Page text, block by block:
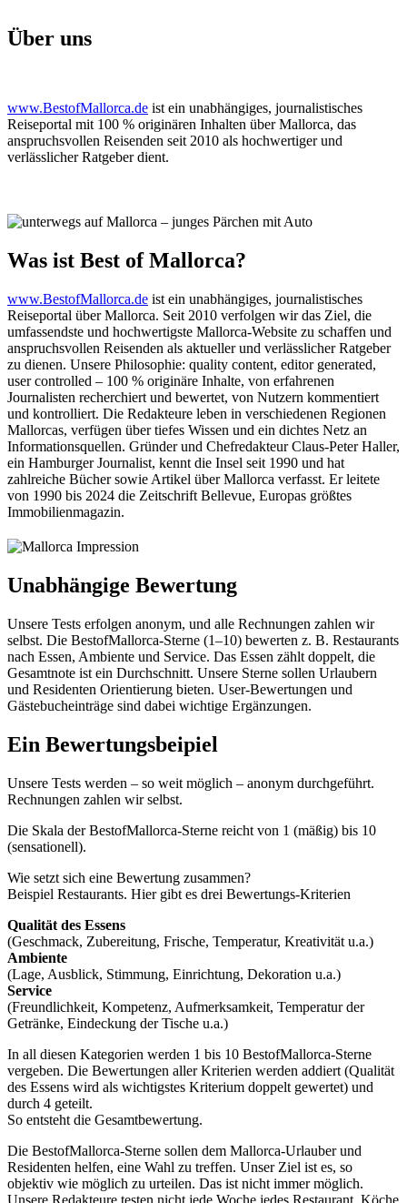
Über uns
www.BestofMallorca.de ist ein unabhängiges, journalistisches
Reiseportal mit 100 % originären Inhalten über Mallorca, das
anspruchsvollen Reisenden seit 2010 als hochwertiger und
verlässlicher Ratgeber dient.
Was ist Best of Mallorca?
www.BestofMallorca.de ist ein unabhängiges, journalistisches
Reiseportal über Mallorca. Seit 2010 verfolgen wir das Ziel, die
umfassendste und hochwertigste Mallorca-Website zu schaffen und
anspruchsvollen Reisenden als aktueller und verlässlicher Ratgeber
zu dienen. Unsere Philosophie: quality content, editor generated,
user controlled – 100 % originäre Inhalte, von erfahrenen
Journalisten recherchiert und bewertet, von Nutzern kommentiert
und kontrolliert. Die Redakteure leben in verschiedenen Regionen
Mallorcas, verfügen über tiefes Wissen und ein dichtes Netz an
Informationsquellen. Gründer und Chefredakteur Claus-Peter Haller,
ein Hamburger Journalist, kennt die Insel seit 1990 und hat
zahlreiche Bücher sowie Artikel über Mallorca verfasst. Er leitete
von 1990 bis 2024 die Zeitschrift Bellevue, Europas größtes
Immobilienmagazin.
Unabhängige Bewertung
Unsere Tests erfolgen anonym, und alle Rechnungen zahlen wir
selbst. Die BestofMallorca-Sterne (1–10) bewerten z. B. Restaurants
nach Essen, Ambiente und Service. Das Essen zählt doppelt, die
Gesamtnote ist ein Durchschnitt. Unsere Sterne sollen Urlaubern
und Residenten Orientierung bieten. User-Bewertungen und
Gästebucheinträge sind dabei wichtige Ergänzungen.
Ein Bewertungsbeipiel
Unsere Tests werden – so weit möglich – anonym durchgeführt.
Rechnungen zahlen wir selbst.
Die Skala der BestofMallorca-Sterne reicht von 1 (mäßig) bis 10
(sensationell).
Wie setzt sich eine Bewertung zusammen?
Beispiel Restaurants. Hier gibt es drei Bewertungs-Kriterien
Qualität des Essens
(Geschmack, Zubereitung, Frische, Temperatur, Kreativität u.a.)
Ambiente
(Lage, Ausblick, Stimmung, Einrichtung, Dekoration u.a.)
Service
(Freundlichkeit, Kompetenz, Aufmerksamkeit, Temperatur der
Getränke, Eindeckung der Tische u.a.)
In all diesen Kategorien werden 1 bis 10 BestofMallorca-Sterne
vergeben. Die Bewertungen aller Kriterien werden addiert (Qualität
des Essens wird als wichtigstes Kriterium doppelt gewertet) und
durch 4 geteilt.
So entsteht die Gesamtbewertung.
Die BestofMallorca-Sterne sollen dem Mallorca-Urlauber und
Residenten helfen, eine Wahl zu treffen. Unser Ziel ist es, so
objektiv wie möglich zu urteilen. Das ist nicht immer möglich.
Unsere Redakteure testen nicht jede Woche jedes Restaurant. Köche